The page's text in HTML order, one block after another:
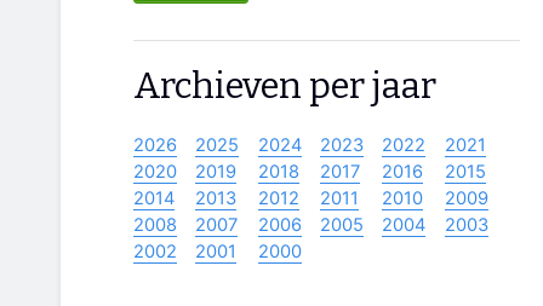
Archieven per jaar
2026 2025 2024 2023 2022
2021
2020
2019 2018 2017 2016
2015
2014
2013 2012 2011 2010
2009
2008
2007 2006 2005 2004
2003
2002
2001 2000